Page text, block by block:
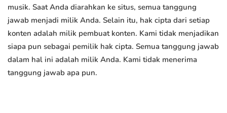
musik. Saat Anda diarahkan ke situs, semua tanggung
jawab menjadi milik Anda. Selain itu, hak cipta dari setiap
konten adalah milik pembuat konten. Kami tidak menjadikan
siapa pun sebagai pemilik hak cipta. Semua tanggung jawab
dalam hal ini adalah milik Anda. Kami tidak menerima
tanggung jawab apa pun.